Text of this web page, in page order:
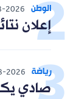
الوطن 2026
إعلان
رياضة 2026
صادي